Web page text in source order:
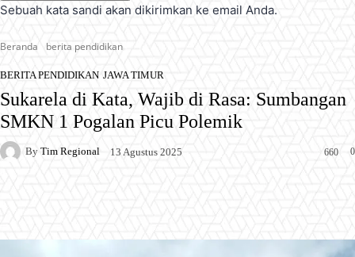
Sebuah kata sandi akan dikirimkan ke email Anda.
Beranda berita pendidikan
BERITA PENDIDIKAN JAWA TIMUR
Sukarela di Kata, Wajib di Rasa: Sumbangan
SMKN 1 Pogalan Picu Polemik
By Tim Regional 13 Agustus 2025 0
660